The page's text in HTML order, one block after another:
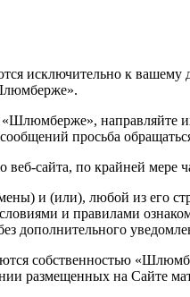
исключительно к вашему
«Шлюмберже», направляйте
просьба
сайта, по крайней мере
и (или), любой из его
и правилами
дополнительного
собственностью
размещенных на Сайте